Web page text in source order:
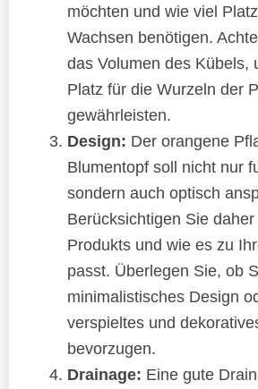
möchten und wie viel
Wachsen benötigen.
das Volumen des Kübels,
Platz für die Wurzeln der
gewährleisten.
Design: Der orangene
Blumentopf soll nicht nur
sondern auch optisch
Berücksichtigen Sie
Produkts und wie es zu
passt. Überlegen Sie, ob
minimalistisches Design
verspieltes und
bevorzugen.
Drainage: Eine gute